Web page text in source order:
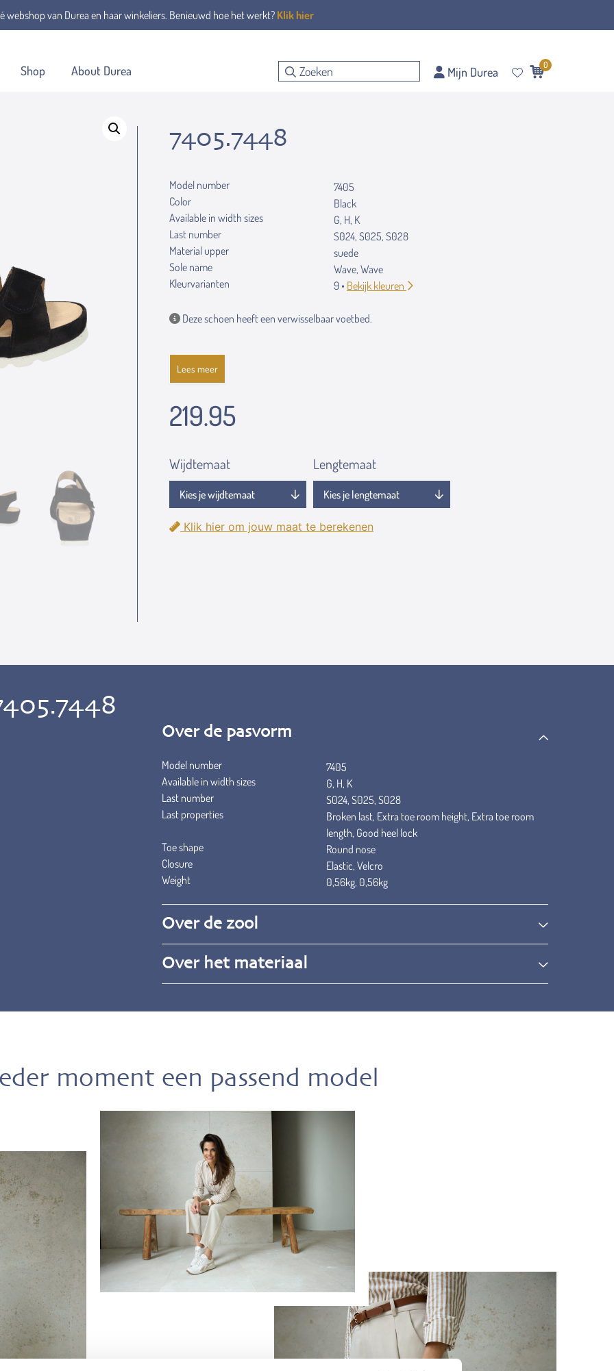
webshop van Durea en haar winkeliers. Benieuwd hoe het werkt? Klik hier
Shop About Durea Mijn Durea 0
7405.7448
Model number
7405
Color
Black
Available in width sizes
G, H, K
Last number
S024, S025, S028
Material upper
suede
Sole name
Wave, Wave
Kleurvarianten
9 • Bekijk kleuren
Deze schoen heeft een verwisselbaar voetbed.
Lees meer
219.95
Wijdtemaat Lengtemaat
Klik hier om jouw maat te berekenen
Over de pasvorm
Model number
7405
Available in width sizes
G, H, K
Last number
S024, S025, S028
Last properties
Broken last, Extra toe room height, Extra toe room
length, Good heel lock
Toe shape
Round nose
Closure
Elastic, Velcro
Weight
0,56kg, 0,56kg
Over de zool
Over het materiaal
moment een passend model